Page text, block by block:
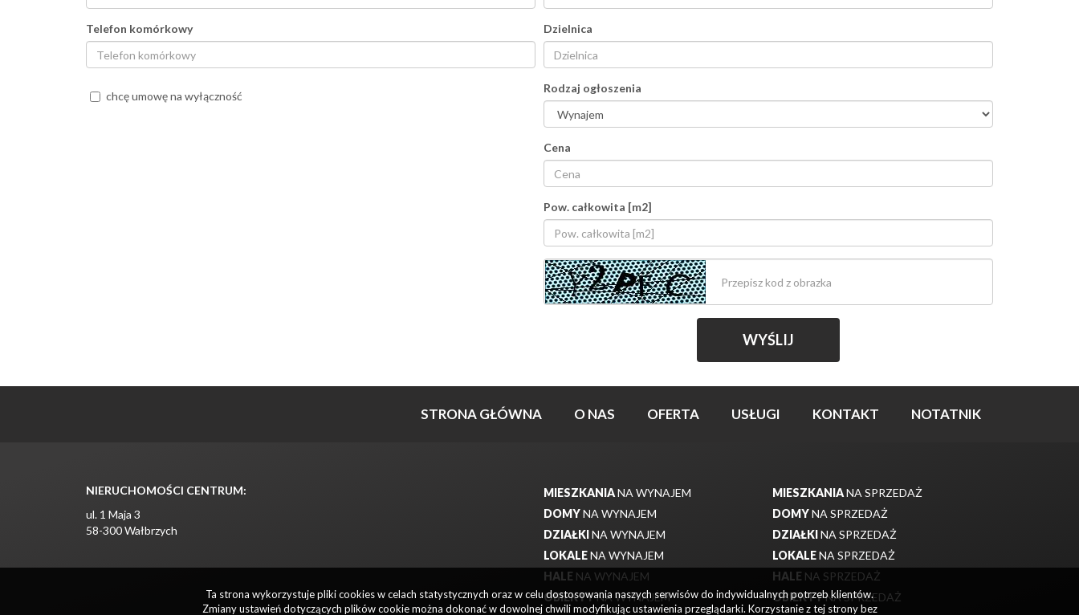
Telefon komórkowy
chcę umowę na wyłączność
Dzielnica
Rodzaj ogłoszenia
Cena
Pow. całkowita [m2]
STRONA GŁÓWNA O NAS OFERTA USŁUGI KONTAKT NOTATNIK
NIERUCHOMOŚCI CENTRUM:
ul. 1 Maja 3
58-300 Wałbrzych
MIESZKANIANA WYNAJEM
DOMYNA WYNAJEM
DZIAŁKINA WYNAJEM
LOKALENA WYNAJEM
HALE NA WYNAJEM
OBIEKTYNA WYNAJEM
MIESZKANIANA SPRZEDAŻ
DOMYNA SPRZEDAŻ
DZIAŁKINA SPRZEDAŻ
LOKALENA SPRZEDAŻ
HALE NA SPRZEDAŻ
OBIEKTYNA SPRZEDAŻ
Ta strona wykorzystuje pliki cookies w celach statystycznych oraz w celu dostosowania naszych serwisów do indywidualnych potrzeb klientów.
Zmiany ustawień dotyczących plików cookie można dokonać w dowolnej chwili modyfikując ustawienia przeglądarki. Korzystanie z tej strony bez